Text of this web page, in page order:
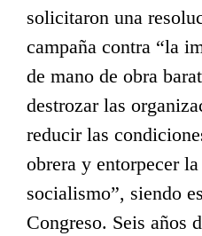
solicitaron una
campaña contra “la
de mano de obra
destrozar las
reducir las
obrera y entorpecer
socialismo”, siendo
Congreso. Seis años